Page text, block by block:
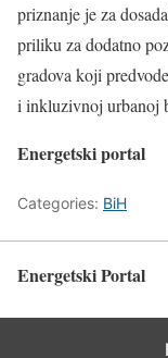
priznanje je za
priliku za dodatno
gradova koji
i inkluzivnoj urbanoj
Energetski portal
Categories: BiH
Energetski Portal